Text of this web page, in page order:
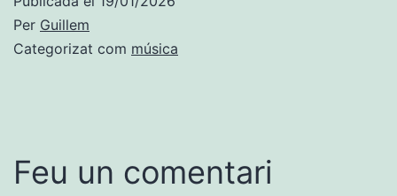
Per Guillem
Categorizat com música
Feu un comentari